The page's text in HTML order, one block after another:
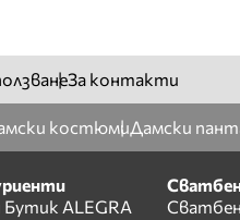
За контакти
костюмиДамски
ALEGRA